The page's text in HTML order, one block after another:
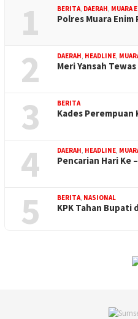
1 BERITA DAERAH MUARA
Polres Muara Enim
2 DAERAH HEADLINE
Meri Yansah
3 BERITA
Kades
4 DAERAH HEADLINE
Pencarian Hari Ke
5 BERITA NASIONAL
KPK Tahan Bupati